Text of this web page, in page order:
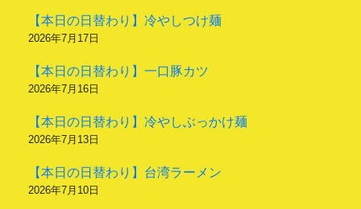
【本日の日替わり】冷やしつけ麺
2026年7月17日
【本日の日替わり】一口豚カツ
2026年7月16日
【本日の日替わり】冷やしぶっかけ麺
2026年7月13日
【本日の日替わり】台湾ラーメン
2026年7月10日